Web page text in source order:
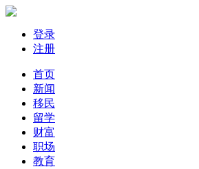
登录
注册
首页
新闻
移民
留学
财富
职场
教育